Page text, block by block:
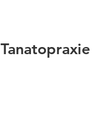
Tanatopraxie